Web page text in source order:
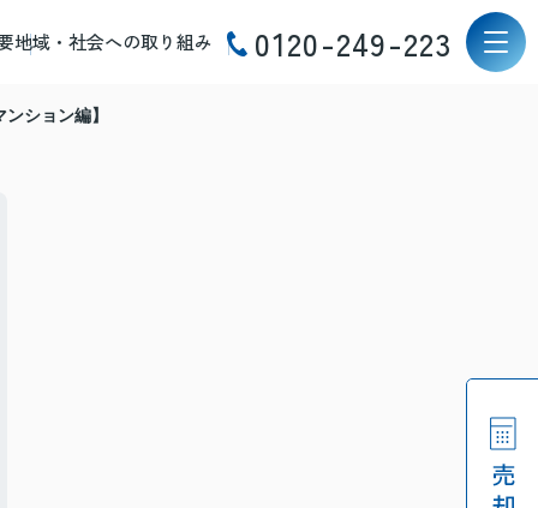
地域・社会への取り組み 0120-249-223
ション編】